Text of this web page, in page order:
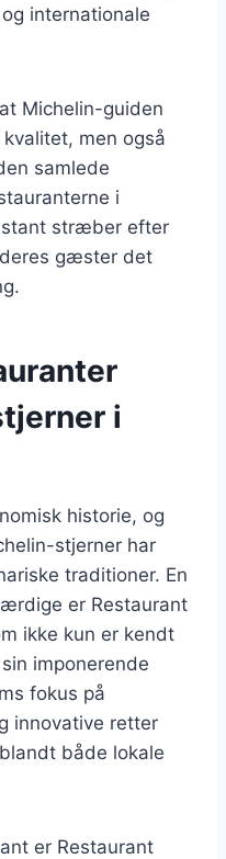
internationale
Michelin-guiden
men også
samlede
i
stræber efter
gæster det
i
historie, og
stjerner har
traditioner. En
er Restaurant
ikke kun er kendt
imponerende
fokus på
innovative retter
både lokale
er Restaurant